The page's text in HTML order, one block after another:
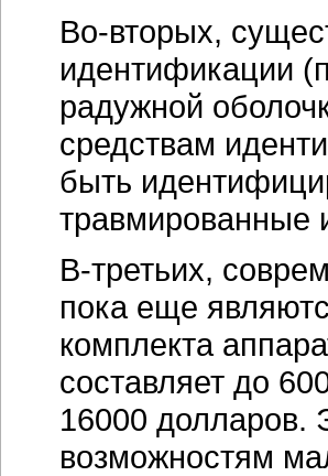
Во-вторых,
идентификации
радужной
средствам
быть
травмированные
В-третьих,
пока еще
комплекта
составляет до
16000 долларов.
возможностям